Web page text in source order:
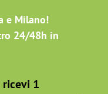
e Milano!
24/48h in
1